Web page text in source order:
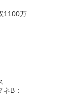
1100万
B：